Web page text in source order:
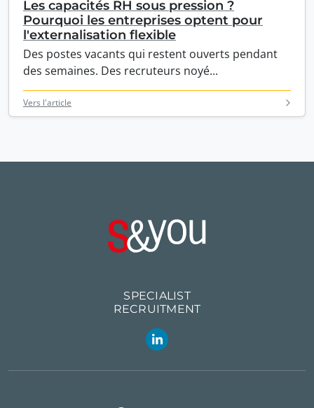
Les capacités RH sous pression ?
Pourquoi les entreprises optent pour
l'externalisation flexible
Des postes vacants qui restent ouverts pendant
des semaines. Des recruteurs noyé...
Vers l'article
SPECIALIST
RECRUITMENT